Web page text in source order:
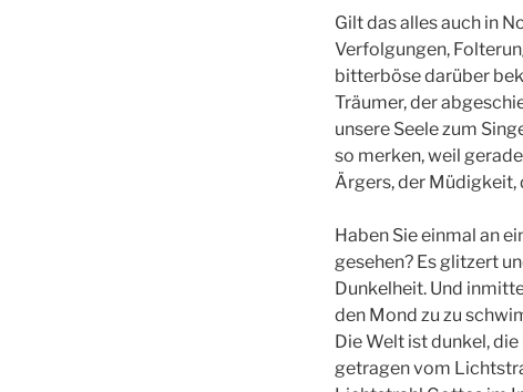
Gilt das alles auch in
Verfolgungen,
bitterböse darüber
Träumer, der
unsere Seele zum
so merken, weil
Ärgers, der Müdigkeit,
Haben Sie einmal an
gesehen? Es glitzert
Dunkelheit. Und
den Mond zu zu
Die Welt ist dunkel,
getragen vom